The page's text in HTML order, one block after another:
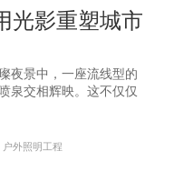
光影重塑城市
夜景中，一座流线型的
泉交相辉映。这不仅仅
户外照明工程